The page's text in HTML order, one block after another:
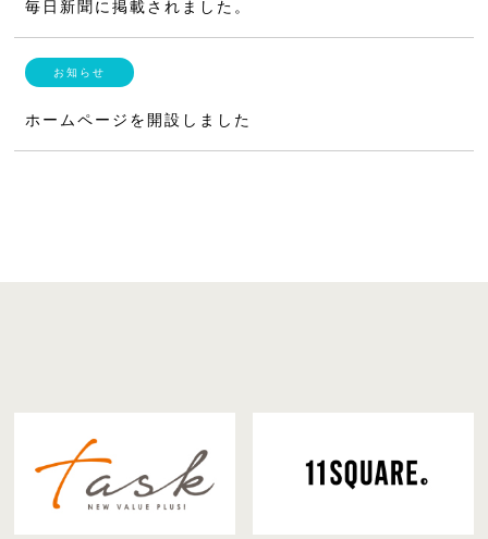
毎日新聞に掲載されました。
ホームページを開設しました